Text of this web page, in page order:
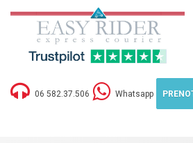
06 582.37.506 Whatsapp